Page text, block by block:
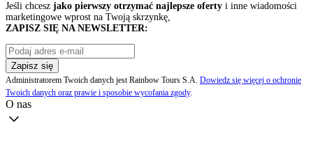
Jeśli chcesz jako pierwszy otrzymać najlepsze oferty i inne wiadomości
marketingowe wprost na Twoją skrzynkę,
ZAPISZ SIĘ NA NEWSLETTER:
Zapisz się
Administratorem Twoich danych jest Rainbow Tours S.A. Dowiedz się więcej o ochronie
Twoich danych oraz prawie i sposobie wycofania zgody.
O nas